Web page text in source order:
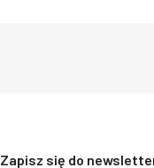
Zapisz się do